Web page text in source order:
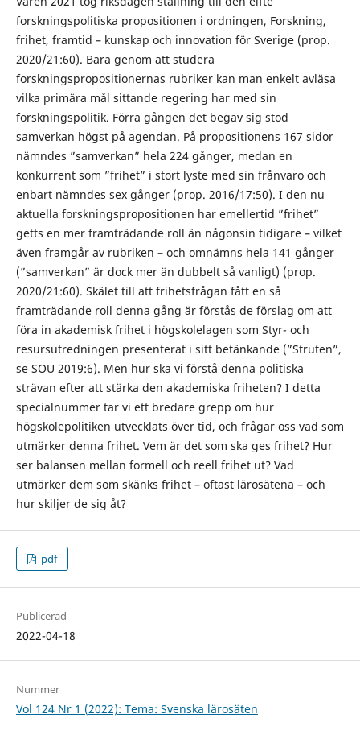
forskningspolitiska propositionen i ordningen, Forskning,
frihet, framtid – kunskap och innovation för Sverige (prop.
2020/21:60). Bara genom att studera
forskningspropositionernas rubriker kan man enkelt avläsa
vilka primära mål sittande regering har med sin
forskningspolitik. Förra gången det begav sig stod
samverkan högst på agendan. På propositionens 167 sidor
nämndes ”samverkan” hela 224 gånger, medan en
konkurrent som ”frihet” i stort lyste med sin frånvaro och
enbart nämndes sex gånger (prop. 2016/17:50). I den nu
aktuella forskningspropositionen har emellertid ”frihet”
getts en mer framträdande roll än någonsin tidigare – vilket
även framgår av rubriken – och omnämns hela 141 gånger
(”samverkan” är dock mer än dubbelt så vanligt) (prop.
2020/21:60). Skälet till att frihetsfrågan fått en så
framträdande roll denna gång är förstås de förslag om att
föra in akademisk frihet i högskolelagen som Styr- och
resursutredningen presenterat i sitt betänkande (”Struten”,
se SOU 2019:6). Men hur ska vi förstå denna politiska
strävan efter att stärka den akademiska friheten? I detta
specialnummer tar vi ett bredare grepp om hur
högskolepolitiken utvecklats över tid, och frågar oss vad som
utmärker denna frihet. Vem är det som ska ges frihet? Hur
ser balansen mellan formell och reell frihet ut? Vad
utmärker dem som skänks frihet – oftast lärosätena – och
hur skiljer de sig åt?
pdf
Publicerad
2022-04-18
Nummer
Vol 124 Nr 1 (2022): Tema: Svenska lärosäten